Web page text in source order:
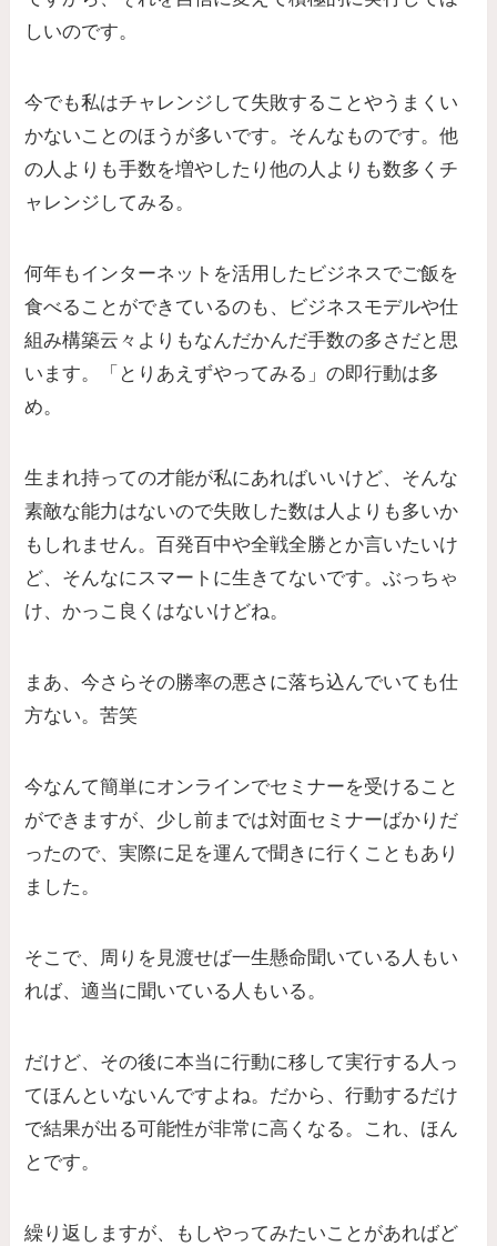
しいのです。
今でも私はチャレンジして失敗することやうまくい
かないことのほうが多いです。そんなものです。他
の人よりも手数を増やしたり他の人よりも数多くチ
ャレンジしてみる。
何年もインターネットを活用したビジネスでご飯を
食べることができているのも、ビジネスモデルや仕
組み構築云々よりもなんだかんだ手数の多さだと思
います。「とりあえずやってみる」の即行動は多
め。
生まれ持っての才能が私にあればいいけど、そんな
素敵な能力はないので失敗した数は人よりも多いか
もしれません。百発百中や全戦全勝とか言いたいけ
ど、そんなにスマートに生きてないです。ぶっちゃ
け、かっこ良くはないけどね。
まあ、今さらその勝率の悪さに落ち込んでいても仕
方ない。苦笑
今なんて簡単にオンラインでセミナーを受けること
ができますが、少し前までは対面セミナーばかりだ
ったので、実際に足を運んで聞きに行くこともあり
ました。
そこで、周りを見渡せば一生懸命聞いている人もい
れば、適当に聞いている人もいる。
だけど、その後に本当に行動に移して実行する人っ
てほんといないんですよね。だから、行動するだけ
で結果が出る可能性が非常に高くなる。これ、ほん
とです。
繰り返しますが、もしやってみたいことがあればど